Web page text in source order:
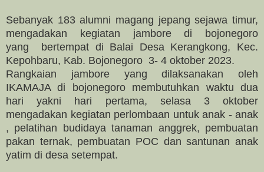
Sebanyak 183 alumni magang jepang sejawa timur,
mengadakan kegiatan jambore di bojonegoro
yang bertempat di Balai Desa Kerangkong, Kec.
Kepohbaru, Kab. Bojonegoro 3- 4 oktober 2023.
Rangkaian jambore yang dilaksanakan oleh
IKAMAJA di bojonegoro membutuhkan waktu dua
hari yakni hari pertama, selasa 3 oktober
mengadakan kegiatan perlombaan untuk anak - anak
, pelatihan budidaya tanaman anggrek, pembuatan
pakan ternak, pembuatan POC dan santunan anak
yatim di desa setempat.